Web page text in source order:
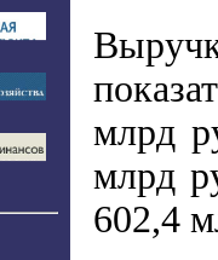
млрд
млрд
602,4